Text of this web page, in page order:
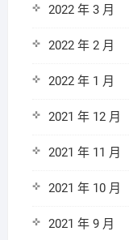
2022 年 3 月
2022 年 2 月
2022 年 1 月
2021 年 12 月
2021 年 11 月
2021 年 10 月
2021 年 9 月